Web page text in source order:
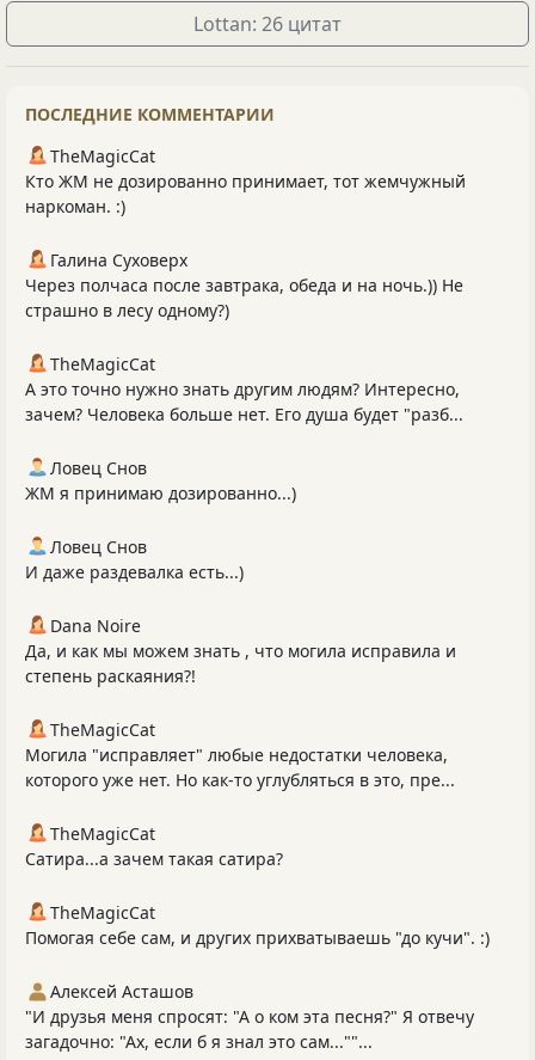
Lottan: 26 цитат
ПОСЛЕДНИЕ КОММЕНТАРИИ
TheMagicCat
Кто ЖМ не дозированно принимает, тот жемчужный
наркоман. :)
Галина Суховерх
Через полчаса после завтрака, обеда и на ночь.)) Не
страшно в лесу одному?)
TheMagicCat
А это точно нужно знать другим людям? Интересно,
зачем? Человека больше нет. Его душа будет "разб...
Ловец Снов
ЖМ я принимаю дозированно...)
Ловец Снов
И даже раздевалка есть...)
Dana Noire
Да, и как мы можем знать , что могила исправила и
степень раскаяния?!
TheMagicCat
Могила "исправляет" любые недостатки человека,
которого уже нет. Но как-то углубляться в это, пре...
TheMagicCat
Сатира...а зачем такая сатира?
TheMagicCat
Помогая себе сам, и других прихватываешь "до кучи". :)
Алексей Асташов
"И друзья меня спросят: "А о ком эта песня?" Я отвечу
загадочно: "Ах, если б я знал это сам...""...